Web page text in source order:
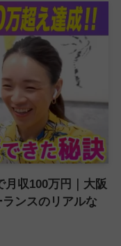
月収100万円｜大阪
ンスのリアルな